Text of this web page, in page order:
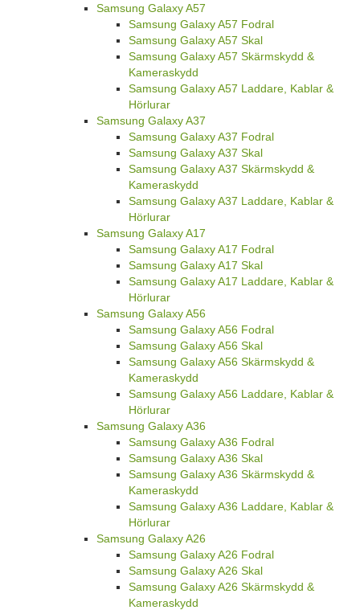
Samsung Galaxy A57
Samsung Galaxy A57 Fodral
Samsung Galaxy A57 Skal
Samsung Galaxy A57 Skärmskydd &
Kameraskydd
Samsung Galaxy A57 Laddare, Kablar &
Hörlurar
Samsung Galaxy A37
Samsung Galaxy A37 Fodral
Samsung Galaxy A37 Skal
Samsung Galaxy A37 Skärmskydd &
Kameraskydd
Samsung Galaxy A37 Laddare, Kablar &
Hörlurar
Samsung Galaxy A17
Samsung Galaxy A17 Fodral
Samsung Galaxy A17 Skal
Samsung Galaxy A17 Laddare, Kablar &
Hörlurar
Samsung Galaxy A56
Samsung Galaxy A56 Fodral
Samsung Galaxy A56 Skal
Samsung Galaxy A56 Skärmskydd &
Kameraskydd
Samsung Galaxy A56 Laddare, Kablar &
Hörlurar
Samsung Galaxy A36
Samsung Galaxy A36 Fodral
Samsung Galaxy A36 Skal
Samsung Galaxy A36 Skärmskydd &
Kameraskydd
Samsung Galaxy A36 Laddare, Kablar &
Hörlurar
Samsung Galaxy A26
Samsung Galaxy A26 Fodral
Samsung Galaxy A26 Skal
Samsung Galaxy A26 Skärmskydd &
Kameraskydd